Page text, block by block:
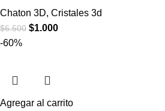
Chaton 3D, Cristales 3d
$6.500 $1.000
-60%
Agregar al carrito